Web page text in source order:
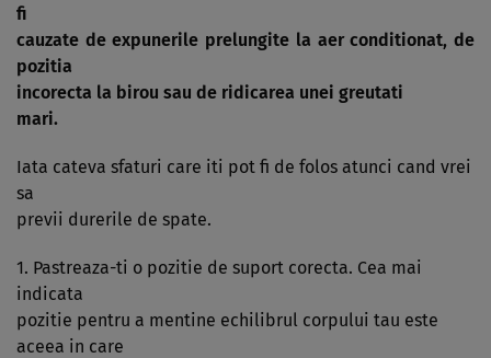
fi
cauzate de expunerile prelungite la aer conditionat, de
pozitia
incorecta la birou sau de ridicarea unei greutati
mari.
Iata cateva sfaturi care iti pot fi de folos atunci cand vrei
sa
previi durerile de spate.
1. Pastreaza-ti o pozitie de suport corecta. Cea mai
indicata
pozitie pentru a mentine echilibrul corpului tau este
aceea in care